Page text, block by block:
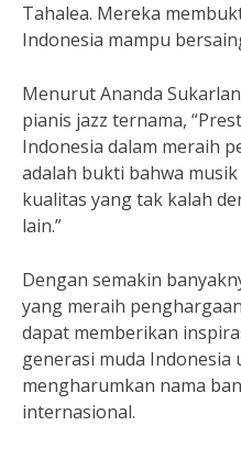
Tahalea. Mereka
Indonesia mampu
Menurut Ananda
pianis jazz ternama,
Indonesia dalam meraih
adalah bukti bahwa
kualitas yang tak kalah
lain.”
Dengan semakin
yang meraih
dapat memberikan
generasi muda
mengharumkan nama
internasional.